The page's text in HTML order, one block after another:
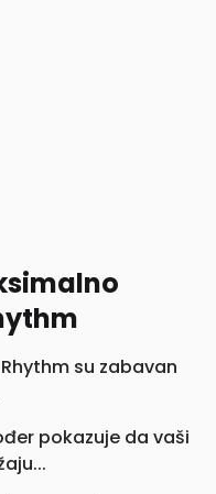
su zabavan
pokazuje da vaši